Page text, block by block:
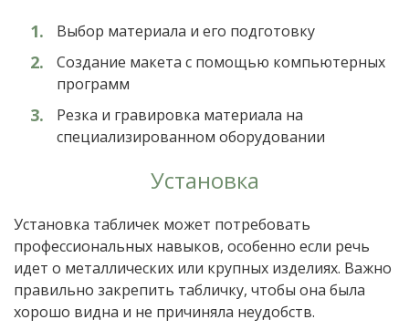
Выбор материала и его подготовку
Создание макета с помощью компьютерных
программ
Резка и гравировка материала на
специализированном оборудовании
Установка
Установка табличек может потребовать
профессиональных навыков, особенно если речь
идет о металлических или крупных изделиях. Важно
правильно закрепить табличку, чтобы она была
хорошо видна и не причиняла неудобств.